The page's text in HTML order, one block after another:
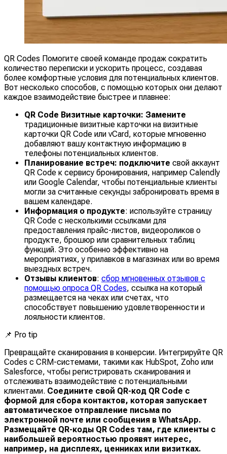
QR Codes Помогите своей команде продаж сократить
количество переписки и ускорить процесс, создавая
более комфортные условия для потенциальных клиентов.
Вот несколько способов, с помощью которых они делают
каждое взаимодействие быстрее и плавнее:
QR Code Визитные карточки: Замените
традиционные визитные карточки на визитные
карточки QR Code или vCard, которые мгновенно
добавляют вашу контактную информацию в
телефоны потенциальных клиентов.
Планирование встреч: подключите свой аккаунт
QR Code к сервису бронирования, например Calendly
или Google Calendar, чтобы потенциальные клиенты
могли за считанные секунды забронировать время в
вашем календаре.
Информация о продукте: используйте страницу
QR Code с несколькими ссылками для
предоставления прайс-листов, видеороликов о
продукте, брошюр или сравнительных таблиц
функций. Это особенно эффективно на
мероприятиях, у прилавков в магазинах или во время
выездных встреч.
Отзывы клиентов: сбор мгновенных отзывов с
помощью опроса QR Codes, ссылка на который
размещается на чеках или счетах, что
способствует повышению удовлетворенности и
лояльности клиентов.
📌 Pro tip
Превращайте сканирования в конверсии. Интегрируйте QR
Codes с CRM-системами, такими как HubSpot, Zoho или
Salesforce, чтобы регистрировать сканирования и
отслеживать взаимодействие с потенциальными
клиентами. Соедините свой QR-код QR Code с
формой для сбора контактов, которая запускает
автоматическое отправление письма по
электронной почте или сообщения в WhatsApp.
Размещайте QR-коды QR Codes там, где клиенты с
наибольшей вероятностью проявят интерес,
например, на дисплеях, ценниках или визитках.